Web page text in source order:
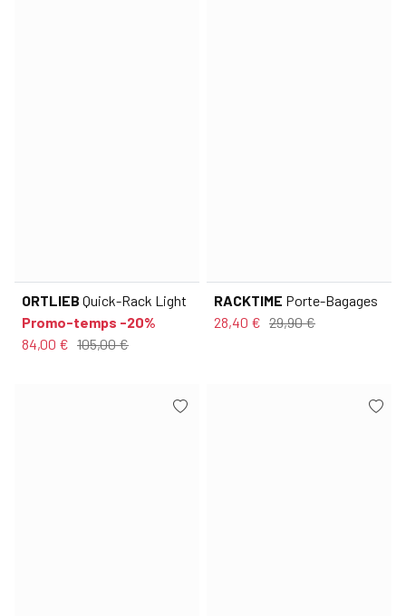
ORTLIEB Quick-Rack Light
Promo-temps -20%
84,00 € 105,00 €
RACKTIME Porte-Bagages
28,40 € 29,90 €